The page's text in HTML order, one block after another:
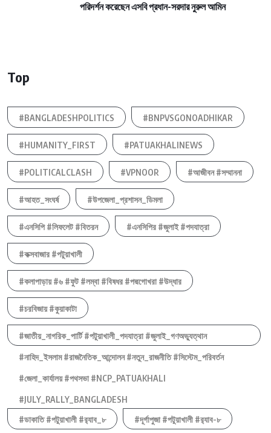
পরিদর্শন করেছেন এসবি প্রধান-সরদার নুরুল আমিন
Top
#BANGLADESHPOLITICS #BNPVSGONOADHIKAR
#HUMANITY_FIRST #PATUAKHALINEWS
#POLITICALCLASH #VPNOOR #আজীবন #সম্মাননা
#আহত_সংঘর্ষ #উপজেলা_প্রশাসন_ডিমলা
#এনসিপি #লিফলেট #বিতরন #এনসিপির #জুলাই #পদযাত্রা
#কক্সবাজার #পটুয়াখালী
#কলাপাড়ায় #৬ #ফুট #লম্বা #বিষধর #পদ্মগোখরা #উদ্ধার
#চরবিজায় #কুয়াকাটা
#জাতীয়_নাগরিক_পার্টি #পটুয়াখালী_পদযাত্রা #জুলাই_গণঅভ্যুত্থান
#নাহিদ_ইসলাম #রাজনৈতিক_আন্দোলন #নতুন_রাজনীতি #সিস্টেম_পরিবর্তন
#জেলা_কার্যালয় #পথসভা #NCP_PATUAKHALI
#JULY_RALLY_BANGLADESH
#ডাকাতি #পটুয়াখালী #র‍্যাব_৮
#দূর্গাপুজা #পটুয়াখালী #র‍্যাব-৮